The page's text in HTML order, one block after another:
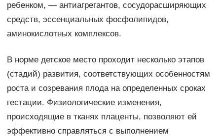
ребенком, — антиагрегантов, сосудорасширяющих
средств, эссенциальных фосфолипидов,
аминокислотных комплексов.
В норме детское место проходит несколько этапов
(стадий) развития, соответствующих особенностям
роста и созревания плода на определенных сроках
гестации. Физиологические изменения,
происходящие в тканях плаценты, позволяют ей
эффективно справляться с выполнением